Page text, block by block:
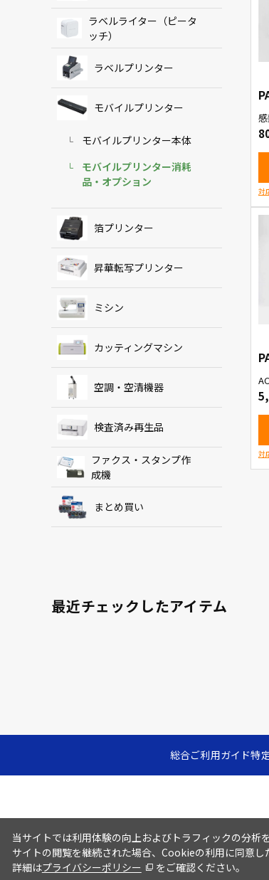
ラベルライター（ピータ
ッチ）
ラベルプリンター
モバイルプリンター
モバイルプリンター本体
モバイルプリンター消耗
品・オプション
箔プリンター
昇華転写プリンター
ミシン
カッティングマシン
空調・空清機器
検査済み再生品
ファクス・スタンプ作
成機
まとめ買い
対
対
最近チェックしたアイテム
総合ご利用ガイド特
当サイトでは利用体験の向上およびトラフィックの分析
サイトの閲覧を継続された場合、Cookieの利用に同意し
詳細はプライバシーポリシー をご確認ください。